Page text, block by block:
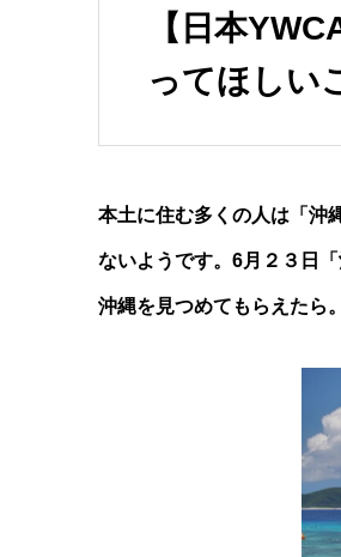
【日本
ってほしい
本土に住む多くの人は「沖
ないようです。6月２３日
沖縄を見つめてもらえたら。